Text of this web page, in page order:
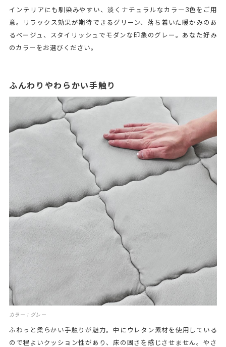
インテリアにも馴染みやすい、淡くナチュラルなカラー3色をご用
意。リラックス効果が期待できるグリーン、落ち着いた暖かみのあ
るベージュ、スタイリッシュでモダンな印象のグレー。あなた好み
のカラーをお選びください。
ふんわりやわらかい手触り
カラー：グレー
ふわっと柔らかい手触りが魅力。中にウレタン素材を使用している
ので程よいクッション性があり、床の固さを感じさせません。やさ